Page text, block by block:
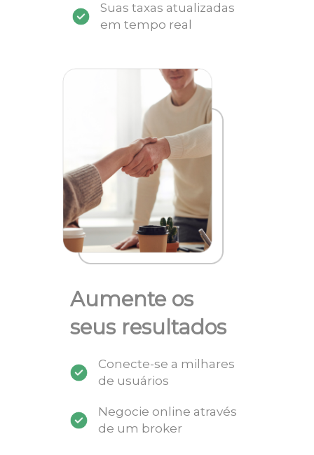
Suas taxas atualizadas
em tempo real
Aumente os
seus resultados
Conecte-se a milhares
de usuários
Negocie online através
de um broker